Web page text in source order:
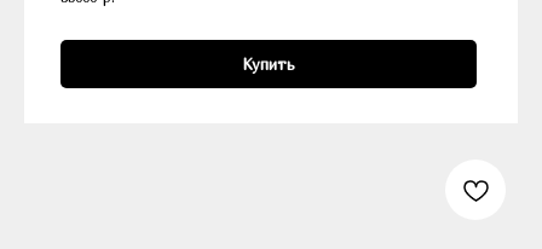
Купить